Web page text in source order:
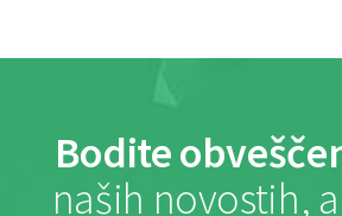
Bodite
naših novostih,